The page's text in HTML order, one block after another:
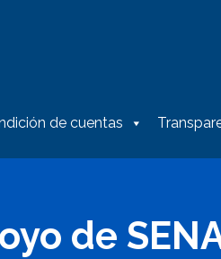
de cuentas
de